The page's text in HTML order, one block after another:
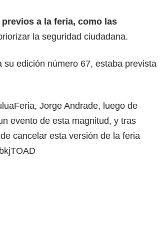
a la feria, como las
la seguridad ciudadana.
edición número 67, estaba prevista
, Jorge Andrade, luego de
evento de esta magnitud, y tras
cancelar esta versión de la feria